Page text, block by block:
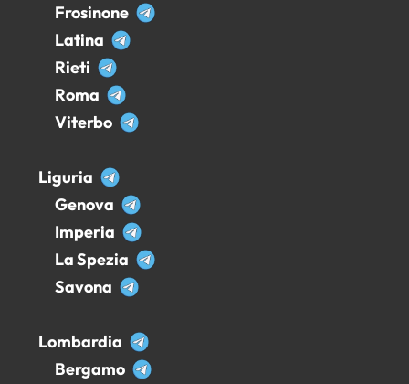
Frosinone
Latina
Rieti
Roma
Viterbo
Liguria
Genova
Imperia
La Spezia
Savona
Lombardia
Bergamo